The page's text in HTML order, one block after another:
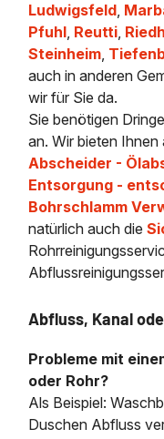
Ludwigsfeld,
Pfuhl, Reutti,
Steinheim,
auch in anderen
wir für Sie da.
Sie benötigen
an. Wir bieten Ihnen
Abscheider -
Entsorgung -
Bohrschlamm
natürlich auch die
Abfluss, Kanal
Probleme mit
oder Rohr?
Als Beispiel:
Duschen Abfluss